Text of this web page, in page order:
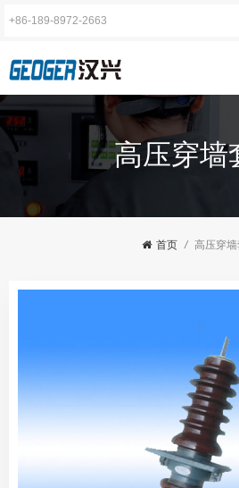
高压穿墙
首页 / 高压穿